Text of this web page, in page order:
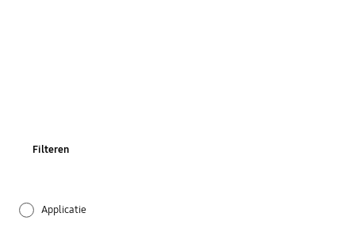
Filteren
Applicatie